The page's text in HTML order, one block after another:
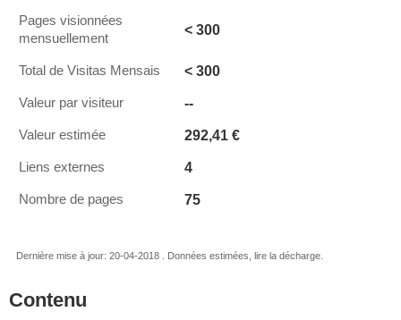
Pages visionnées
mensuellement
< 300
Total de Visitas Mensais < 300
Valeur par visiteur --
Valeur estimée 292,41 €
Liens externes 4
Nombre de pages 75
Dernière mise à jour: 20-04-2018 . Données estimées, lire la décharge.
Contenu